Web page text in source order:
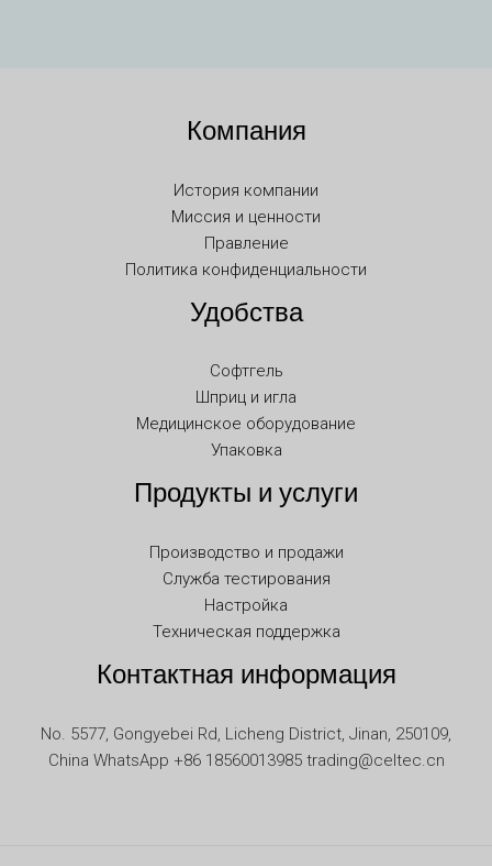
Компания
История компании
Миссия и ценности
Правление
Политика конфиденциальности
Удобства
Софтгель
Шприц и игла
Медицинское оборудование
Упаковка
Продукты и услуги
Производство и продажи
Служба тестирования
Настройка
Техническая поддержка
Контактная информация
No. 5577, Gongyebei Rd, Licheng District, Jinan, 250109,
China WhatsApp +86 18560013985 trading@celtec.cn
DE
ES